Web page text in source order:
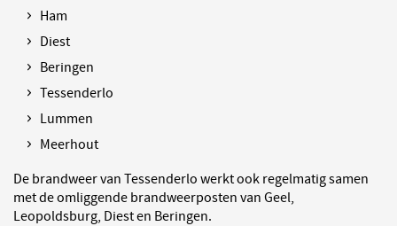
Ham
Diest
Beringen
Tessenderlo
Lummen
Meerhout
De brandweer van Tessenderlo werkt ook regelmatig samen
met de omliggende brandweerposten van Geel,
Leopoldsburg, Diest en Beringen.